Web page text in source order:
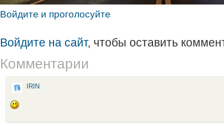
Войдите и проголосуйте
Войдите на сайт, чтобы оставить
Комментарии
IRIN